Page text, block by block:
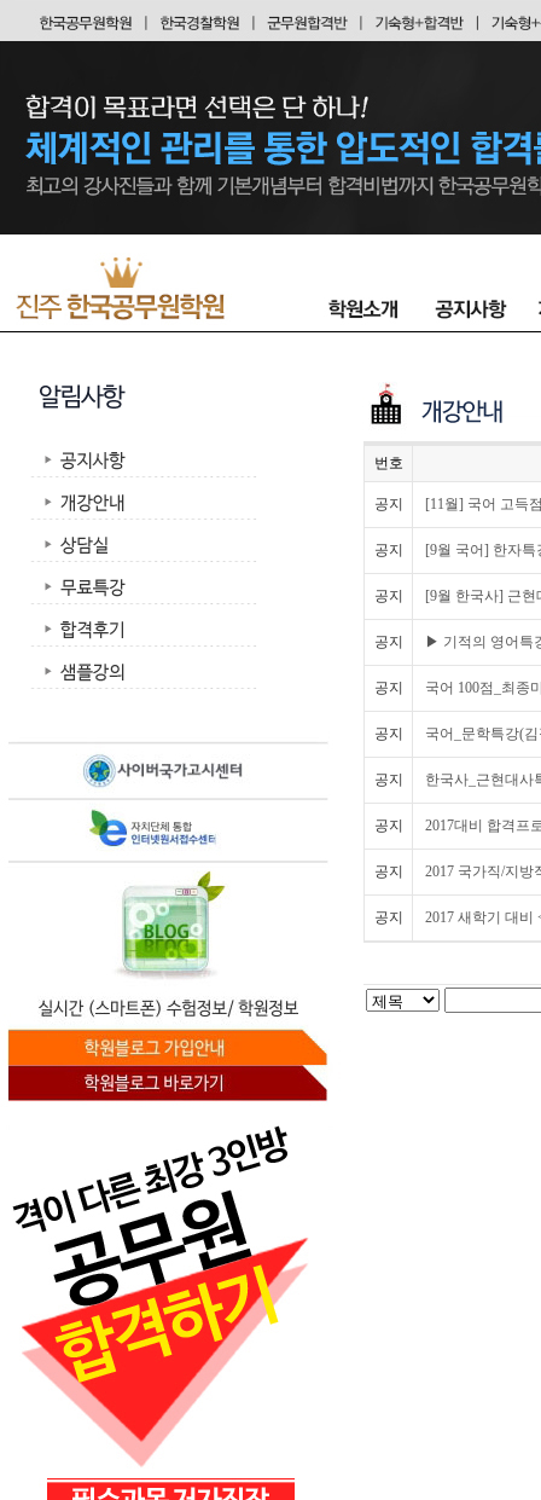
번호
공지 [11월] 국어 고득
공지 [9월 국어] 한자
공지 [9월 한국사] 근
공지 ▶ 기적의 영어특
공지 국어 100점_최종
공지 국어_문학특강(
공지 한국사_근현대사
공지 2017대비 합격프
공지 2017 국가직/지방
공지 2017 새학기 대비